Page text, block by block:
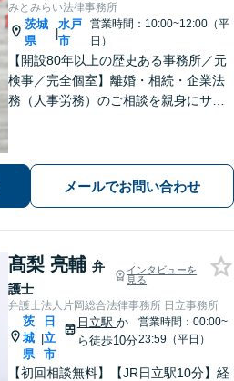
みとみらい法律事務所
茨城
県
|
水戸
市
営業時間：10:00~12:00（平
日）
【開設80年以上の歴史ある事務所／元
検事／完全個室】離婚・相続・企業法
務（人事労務）のご相談を親身にサポ
中心とした企業法務に対応
メールでお問い合わせ
髙梨 亮輔 弁
護士
インタビューを
見る
弁護士法人片岡総合法律事務所 日立事務所
茨
城
県
|
日
立
市
日立駅 か
ら徒歩10分
営業時間：00:00~
23:59（平日）
【初回相談無料】【JR日立駅10分】経